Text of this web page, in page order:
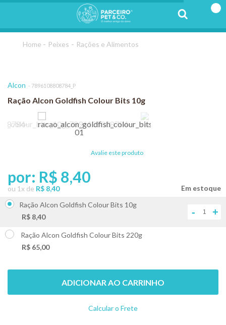
Peixes Rações e Alimentos
Avalie este produto
Alcon 7896108808784_P
Ração Alcon Goldfish Colour Bits 10g
por: R$ 8,40
ou 1 x de R$ 8,40
Ração Alcon Goldfish Colour Bits 10g
R$ 8,40
- +
Ração Alcon Goldfish Colour Bits 220g
R$ 65,00
ADICIONAR AO CARRINHO
Calcular o Frete